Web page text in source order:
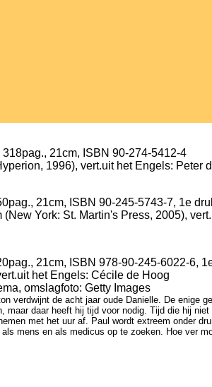
21cm, ISBN 90-274-5412-4
1996), vert.uit het Engels: Peter
21cm, ISBN 90-245-5743-7, 1e
York: St. Martin's Press, 2005),
21cm, ISBN 978-90-245-6022-6,
het Engels: Cécile de Hoog
omslagfoto: Getty Images
verdwijnt de acht jaar oude Danielle. De enige
maar daar heeft hij tijd voor nodig. Tijd die hij
met het uur af. Paul wordt extreem onder
mens en als medicus op te zoeken. Hoe ver